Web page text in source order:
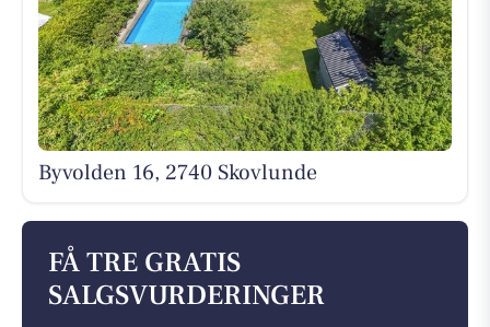
Byvolden 16, 2740 Skovlunde
FÅ TRE GRATIS
SALGSVURDERINGER